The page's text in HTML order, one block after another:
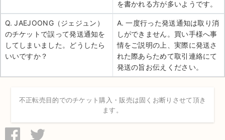
を書かれる方が多いようです。
Q. JAEJOONG（ジェジュン）
のチケットで誤って発送通知を
してしまいました。どうしたら
いいですか？
A. 一度行った発送通知は取り消
しができません。買い手様へ事
情をご説明の上、実際に発送さ
れた際あらためて取引連絡にて
発送の旨お伝えください。
不正転売目的でのチケット購入・販売は固くお断りさせて頂き
ます。